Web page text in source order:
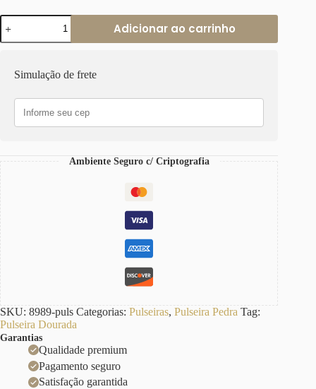
Pulseira
de
Jaspe
Coração
Banho
18k
Adicionar ao carrinho
Simulação de frete
Ambiente Seguro c/ Criptografia
SKU: 8989-puls Categorias: Pulseiras, Pulseira Pedra Tag:
Pulseira Dourada
Garantias
Qualidade premium
Pagamento seguro
Satisfação garantida